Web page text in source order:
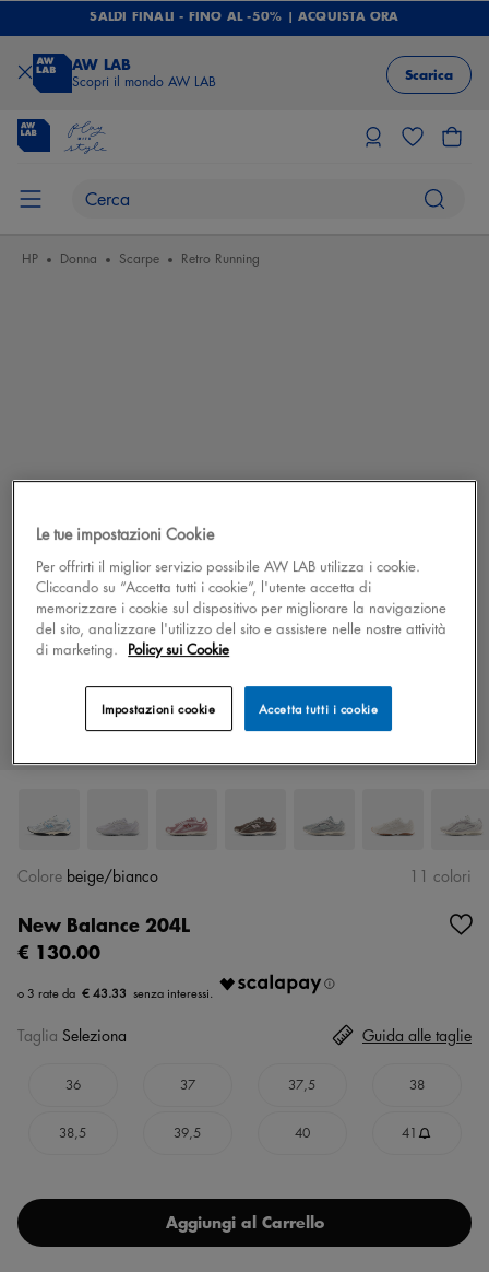
SALDI FINALI - FINO AL -50% | ACQUISTA ORA
AW LAB
Scopri il mondo AW LAB Scarica
HP Donna Scarpe Retro Running
New Balance 204L
€ 130.00
€ 43.33
Colore beige/bianco 11 colori
Taglia Seleziona
36 37 37,5 38
38,5 39,5 40 41
Guida alle taglie
Aggiungi al Carrello
Le tue impostazioni Cookie
Per offrirti il miglior servizio possibile AW LAB utilizza i cookie.
Cliccando su “Accetta tutti i cookie”, l'utente accetta di
memorizzare i cookie sul dispositivo per migliorare la navigazione
del sito, analizzare l'utilizzo del sito e assistere nelle nostre attività
di marketing. Policy sui Cookie
Accetta tutti i cookie
Impostazioni cookie